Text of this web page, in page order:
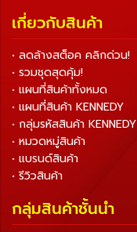
เกี่ยวกับสินค้า
• ลดล้างสต็อค คลิกด่วน!
• รวมชุดสุดคุ้ม!
• แผนที่สินค้าทั้งหมด
• แผนที่สินค้า KENNEDY
• กลุ่มรหัสสินค้า KENNEDY
• หมวดหมู่สินค้า
• แบรนด์สินค้า
• รีวิวสินค้า
กลุ่มสินค้าชั้นนำ